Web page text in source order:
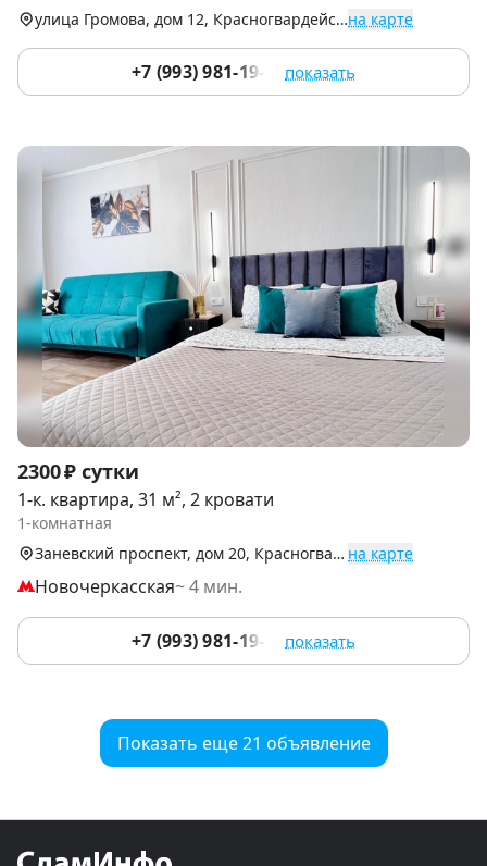
улица Громова, дом 12, Красногвардейский р-нна карте
+7 (993) 981-19-91 показать
Item
1
of
2300 ₽ сутки
1-к. квартира, 31 м², 2 кровати
1-комнатная
Заневский проспект, дом 20, Красногвардейский р-н на карте
Новочеркасская~ 4 мин.
+7 (993) 981-19-91 показать
Показать еще 21 объявление